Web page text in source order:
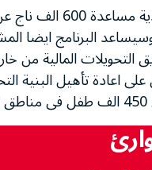
ويعتزم
البرنامج ايضا
المالية من
على اعادة تأهيل البنية